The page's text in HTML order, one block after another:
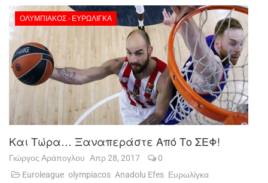
ΟΛΥΜΠΙΑΚΌΣ - ΕΥΡΩΛΊΓΚΑ
Και Τώρα… Ξαναπεράστε Από Το ΣΕΦ!
Γιώργος Αράπογλου Απρ 28, 2017
0
Euroleague olympiacos Anadolu Efes Ευρωλίγκα